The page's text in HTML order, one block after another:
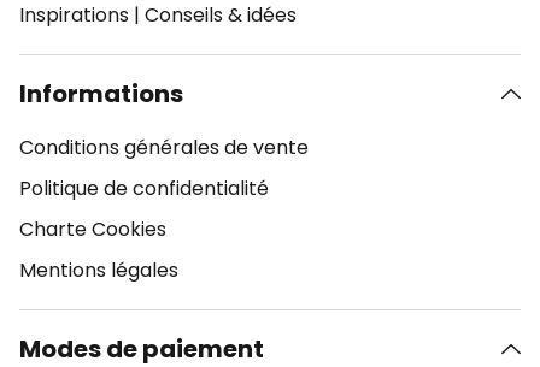
Inspirations | Conseils & idées
Informations
Conditions générales de vente
Politique de confidentialité
Charte Cookies
Mentions légales
Modes de paiement